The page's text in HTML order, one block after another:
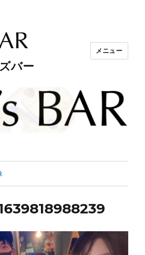
バー
メニュー